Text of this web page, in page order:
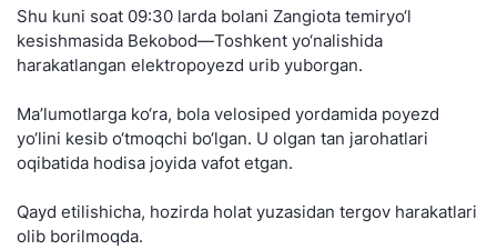
Shu kuni soat 09:30 larda bolani Zangiota temiryo‘l
kesishmasida Bekobod—Toshkent yo‘nalishida
harakatlangan elektropoyezd urib yuborgan.
Ma’lumotlarga ko‘ra, bola velosiped yordamida poyezd
yo‘lini kesib o‘tmoqchi bo‘lgan. U olgan tan jarohatlari
oqibatida hodisa joyida vafot etgan.
Qayd etilishicha, hozirda holat yuzasidan tergov harakatlari
olib borilmoqda.